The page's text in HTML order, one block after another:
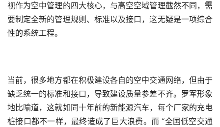
视作为空中管理的四大核心，与高空空域管理截然不同，需
要制定全新的管理规则、标准以及接口，这无疑是一项综合
性的系统工程。
当前，很多地方都在积极建设各自的空中交通网络，但由于
缺乏统一的标准和接口，导致建设质量参差不齐。罗军形象
地比喻道，这就如同十年前的新能源汽车，每个厂家的充电
桩接口都不一样，最终造成了巨大浪费。而 “全国低空交通